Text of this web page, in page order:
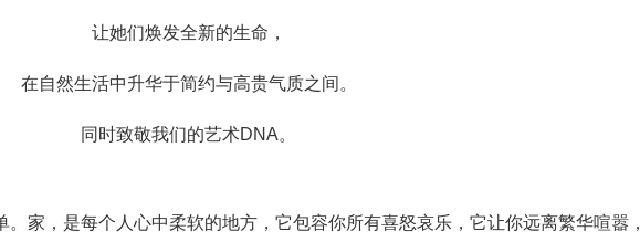
让她们焕发全新的生命，
在自然生活中升华于简约与高贵气质之间。
同时致敬我们的艺术DNA。
家，是每个人心中柔软的地方，它包容你所有喜怒哀乐，它让你远离繁华喧嚣，